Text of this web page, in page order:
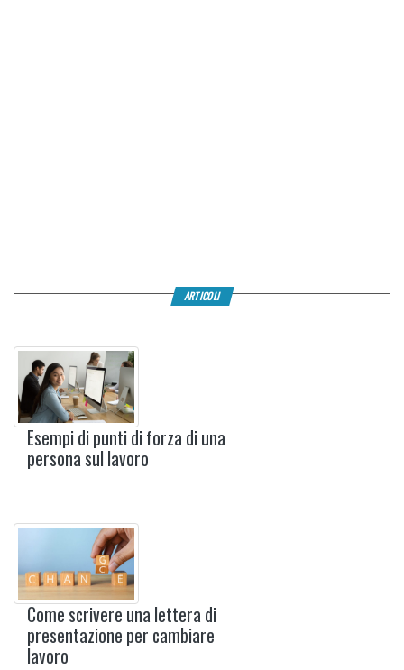
ARTICOLI
Esempi di punti di forza di una
persona sul lavoro
Come scrivere una lettera di
presentazione per cambiare
lavoro